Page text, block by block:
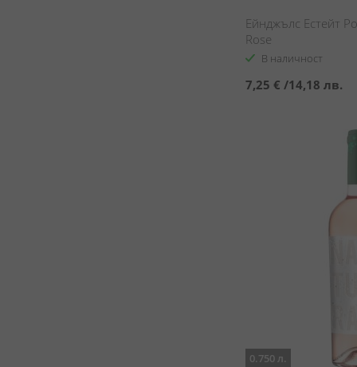
Ейнджълс Естейт
Rose
В наличност
7,25 € /14,18 лв.
0.750 л.